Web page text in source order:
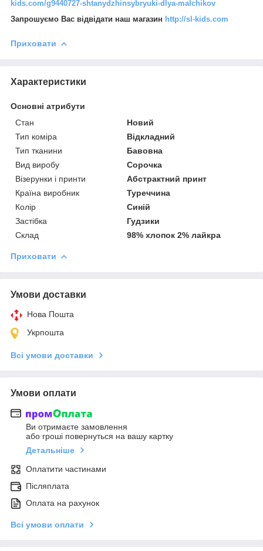
kids.com/g9440727-shtanydzhinsybryuki-dlya-malchikov
Запрошуємо Вас відвідати наш магазин http://sl-kids.com
Приховати
Характеристики
Основні атрибути
Стан
Новий
Тип коміра
Відкладний
Тип тканини
Бавовна
Вид виробу
Сорочка
Візерунки і принти
Абстрактний принт
Країна виробник
Туреччина
Колір
Синій
Застібка
Гудзики
Склад
98% хлопок 2% лайкра
Приховати
Умови доставки
Нова Пошта
Укрпошта
Всі умови доставки
Умови оплати
Ви отримаєте замовлення
або гроші повернуться на вашу картку
Детальніше
Оплатити частинами
Післяплата
Оплата на рахунок
Всі умови оплати